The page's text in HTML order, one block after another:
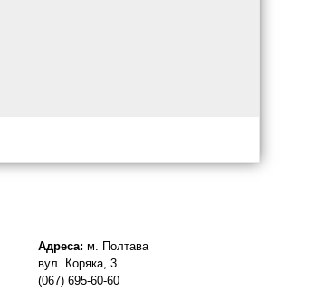
Адреса: м. Полтава
вул. Коряка, 3
(067) 695-60-60